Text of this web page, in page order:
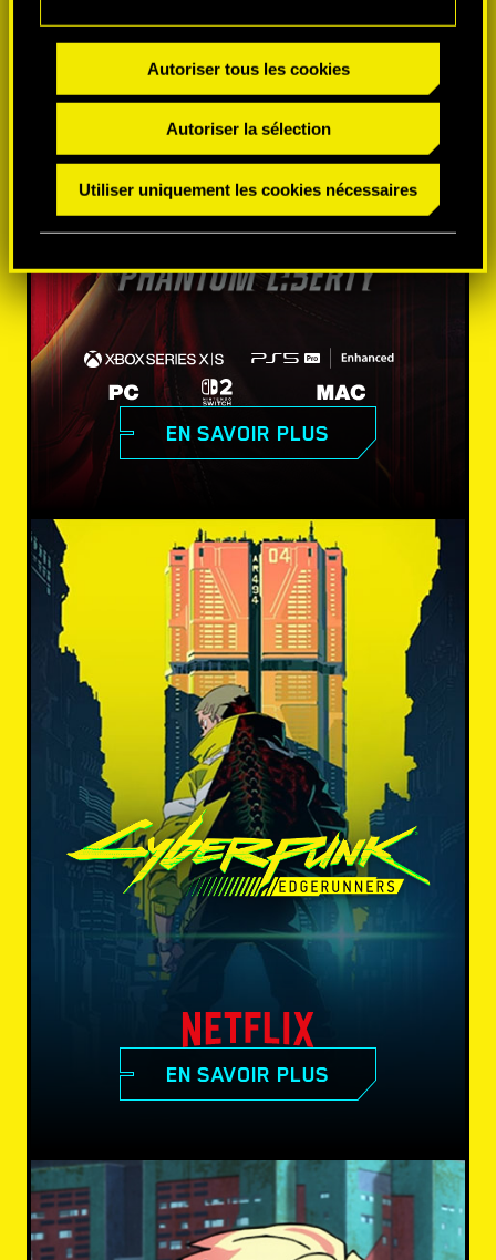
Autoriser tous les cookies
Autoriser la sélection
Utiliser uniquement les cookies nécessaires
EN SAVOIR PLUS
EN SAVOIR PLUS